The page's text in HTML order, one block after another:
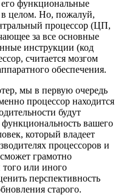
функциональные
в целом. Но, пожалуй,
процессор (ЦП,
за все основные
инструкции (код
считается мозгом
обеспечения.
мы в первую очередь
процессор находится
будут
вашего
который владеет
процессоров и
грамотно
того или иного
перспективность
старого.